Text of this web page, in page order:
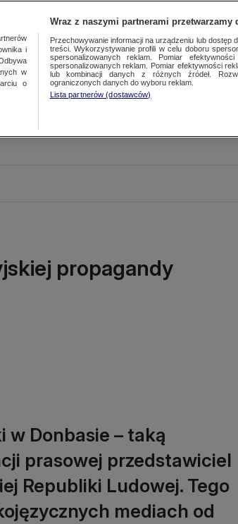
propagandy
w Donbasie – taką
prasowej przedstawiciel
Republiki Ludowej. Tego
mediach od
i
w
o
Wraz z naszymi partnerami przetwarzamy
Przechowywanie informacji na urządzeniu lub dostęp
treści. Wykorzystywanie profili w celu doboru
spersonalizowanych reklam. Pomiar
spersonalizowanych reklam. Pomiar efektywności
lub kombinacji danych z różnych źródeł.
ograniczonych danych do wyboru reklam.
Lista partnerów (dostawców)